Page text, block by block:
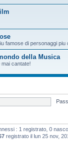
famose di personaggi piu
della Musica
mai cantate!
: 1 registrato, 0
registrato il lun 25 nov,